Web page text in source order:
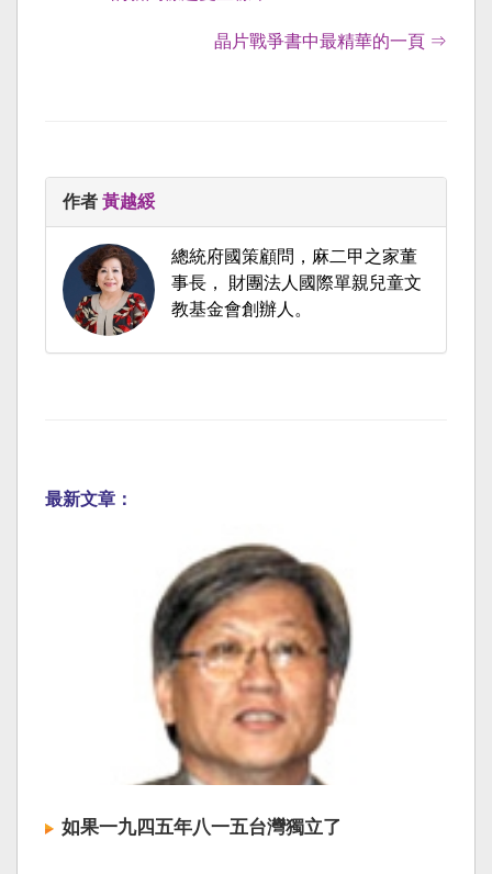
晶片戰爭書中最精華的一頁 ⇒
作者 黃越綏
總統府國策顧問，麻二甲之家董
事長， 財團法人國際單親兒童文
教基金會創辦人。
最新文章：
如果一九四五年八一五台灣獨立了